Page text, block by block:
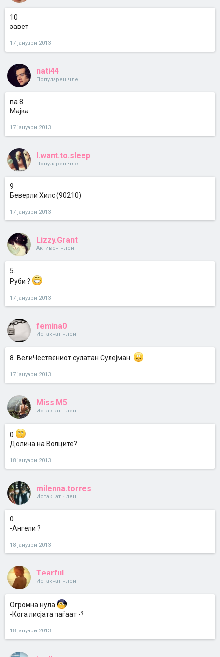
10
завет
17 јануари 2013
nati44
Популарен член
па 8
Мајка
17 јануари 2013
I.want.to.sleep
Популарен член
9
Беверли Хилс (90210)
17 јануари 2013
Lizzy.Grant
Активен член
5.
Руби ?
17 јануари 2013
femina0
Истакнат член
8. ВелиЧествениот сулатан Сулејман.
17 јануари 2013
Miss.M5
Истакнат член
0
Долина на Волците?
18 јануари 2013
milenna.torres
Истакнат член
0
-Ангели ?
18 јануари 2013
Tearful
Истакнат член
Огромна нула
-Кога лисјата паѓаат -?
18 јануари 2013